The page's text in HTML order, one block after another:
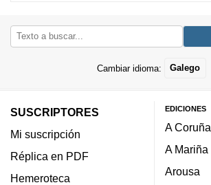
Cambiar idioma: Galego
SUSCRIPTORES
Mi suscripción
Réplica en PDF
Hemeroteca
EDICIONES
A Coruña
A Mariña
Arousa